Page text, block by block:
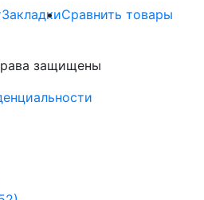
ЗакладкиСравнить товары
защищены